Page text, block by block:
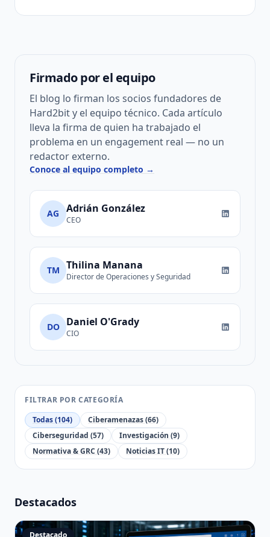
Firmado por el equipo
El blog lo firman los socios fundadores de
Hard2bit y el equipo técnico. Cada artículo
lleva la firma de quien ha trabajado el
problema en un engagement real — no un
redactor externo.
Conoce al equipo completo →
AG Adrián González
CEO
TM Thilina Manana
Director de Operaciones y Seguridad
DO Daniel O'Grady
CIO
FILTRAR POR CATEGORÍA
Todas (104)
Ciberamenazas (66)
Ciberseguridad (57)
Investigación (9)
Normativa & GRC (43)
Noticias IT (10)
Destacados
Destacado